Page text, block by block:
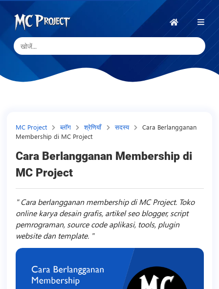
होम
MC Project ब्लॉग श्रेणियाँ सदस्य
Cara Berlangganan
Membership di MC Project
Cara Berlangganan Membership di
MC Project
Cara berlangganan membership di MC Project. Toko
online karya desain grafis, artikel seo blogger, script
pemrograman, source code aplikasi, tools, plugin
website dan template.
Project
Official
Store
डिजिटल
फ्रीलांस
सेवाएँ